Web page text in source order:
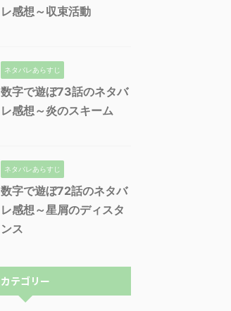
レ感想～収束活動
ネタバレあらすじ
数字で遊ぼ73話のネタバ
レ感想～炎のスキーム
ネタバレあらすじ
数字で遊ぼ72話のネタバ
レ感想～星屑のディスタ
ンス
カテゴリー